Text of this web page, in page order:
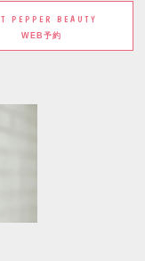
PEPPER BEAUTY
WEB予約